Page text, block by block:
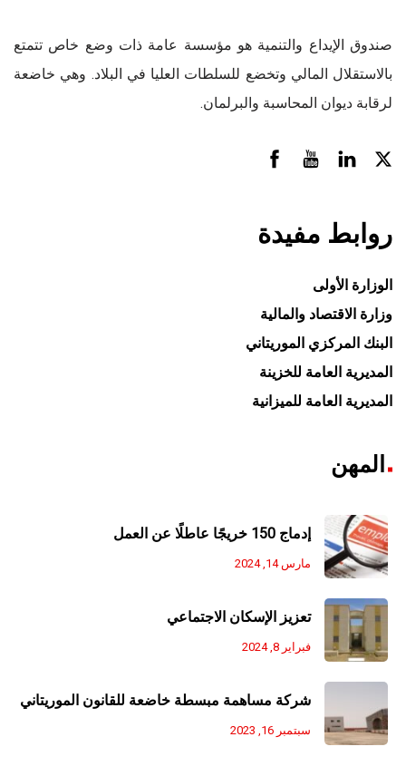
صندوق الإيداع والتنمية هو مؤسسة عامة ذات وضع خاص تتمتع
بالاستقلال المالي وتخضع للسلطات العليا في البلاد. وهي خاضعة
لرقابة ديوان المحاسبة والبرلمان.
روابط مفيدة
الوزارة الأولى
وزارة الاقتصاد والمالية
البنك المركزي الموريتاني
المديرية العامة للخزينة
المديرية العامة للميزانية
المهن
إدماج 150 خريجًا عاطلًا عن العمل
مارس 14, 2024
تعزيز الإسكان الاجتماعي
فبراير 8, 2024
شركة مساهمة مبسطة خاضعة للقانون الموريتاني
سبتمبر 16, 2023